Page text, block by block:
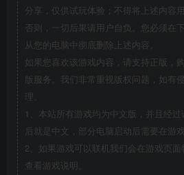
分享，仅供试玩体验；不得将上述内容
否则，一切后果请用户自负。您必须在
从您的电脑中彻底删除上述内容。
如果您喜欢该游戏内容，请支持正版，
版服务。我们非常重视版权问题，如有
理。
1、本站所有游戏均为中文版，并且经
后就是中文，部分电脑启动后需要在游
2、如果游戏可以联机我们会在游戏页面
查看游戏说明。